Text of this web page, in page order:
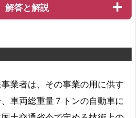
解答と解説
12条-3
業者は、その事業の用に供す
車両総重量７トンの自動車に